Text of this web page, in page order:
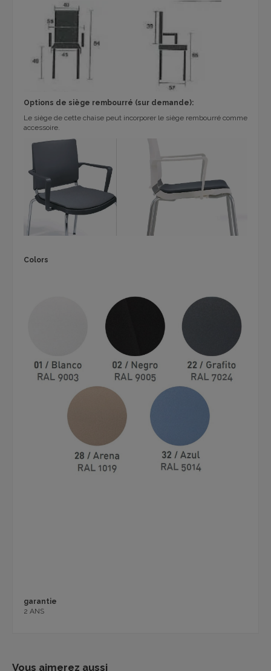
Options de siège rembourré (sur demande):
Le siège de cette chaise peut incorporer le siège rembourré comme
accessoire.
Colors
garantie
2 ANS
Vous aimerez aussi